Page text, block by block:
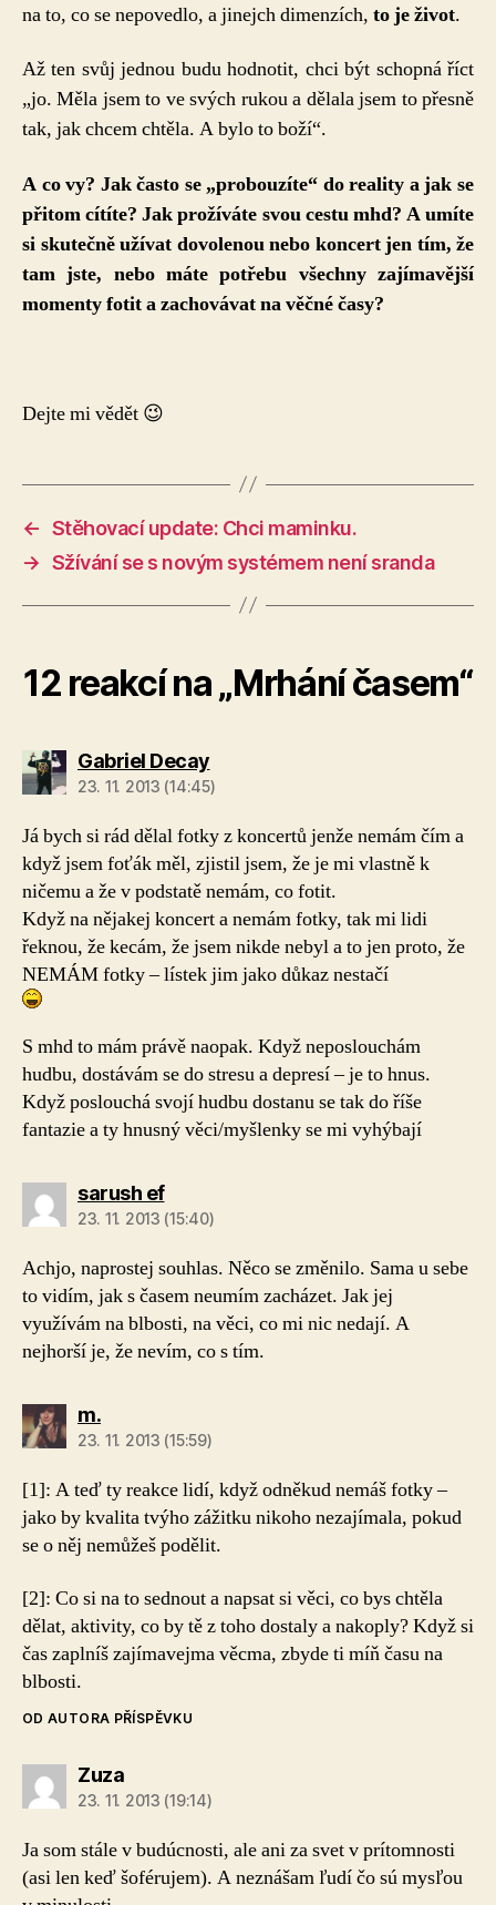
na to, co se nepovedlo, a jinejch dimenzích, to je život.
Až ten svůj jednou budu hodnotit, chci být schopná říct
„jo. Měla jsem to ve svých rukou a dělala jsem to přesně
tak, jak chcem chtěla. A bylo to boží“.
A co vy? Jak často se „probouzíte“ do reality a jak se
přitom cítíte? Jak prožíváte svou cestu mhd? A umíte
si skutečně užívat dovolenou nebo koncert jen tím, že
tam jste, nebo máte potřebu všechny zajímavější
momenty fotit a zachovávat na věčné časy?
Dejte mi vědět 😉
← Stěhovací update: Chci maminku.
→ Sžívání se s novým systémem není sranda
12 reakcí na „Mrhání časem“
Gabriel Decay
23. 11. 2013 (14:45)
Já bych si rád dělal fotky z koncertů jenže nemám čím a
když jsem foťák měl, zjistil jsem, že je mi vlastně k
ničemu a že v podstatě nemám, co fotit.
Když na nějakej koncert a nemám fotky, tak mi lidi
řeknou, že kecám, že jsem nikde nebyl a to jen proto, že
NEMÁM fotky – lístek jim jako důkaz nestačí
S mhd to mám právě naopak. Když neposlouchám
hudbu, dostávám se do stresu a depresí – je to hnus.
Když poslouchá svojí hudbu dostanu se tak do říše
fantazie a ty hnusný věci/myšlenky se mi vyhýbají
sarush ef
23. 11. 2013 (15:40)
Achjo, naprostej souhlas. Něco se změnilo. Sama u sebe
to vidím, jak s časem neumím zacházet. Jak jej
využívám na blbosti, na věci, co mi nic nedají. A
nejhorší je, že nevím, co s tím.
m.
23. 11. 2013 (15:59)
[1]: A teď ty reakce lidí, když odněkud nemáš fotky –
jako by kvalita tvýho zážitku nikoho nezajímala, pokud
se o něj nemůžeš podělit.
[2]: Co si na to sednout a napsat si věci, co bys chtěla
dělat, aktivity, co by tě z toho dostaly a nakoply? Když si
čas zaplníš zajímavejma věcma, zbyde ti míň času na
blbosti.
OD AUTORA PŘÍSPĚVKU
Zuza
23. 11. 2013 (19:14)
Ja som stále v budúcnosti, ale ani za svet v prítomnosti
(asi len keď šoférujem). A neznášam ľudí čo sú mysľou